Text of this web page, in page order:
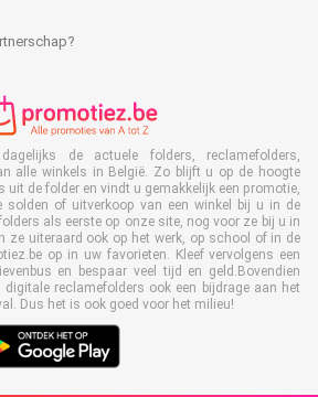
de actuele folders, reclamefolders,
alle winkels in België. Zo blijft u op de hoogte
uit de folder en vindt u gemakkelijk een promotie,
of uitverkoop van een winkel bij u in de
als eerste op onze site, nog voor ze bij u in
ze uiteraard ook op het werk, op school of in de
op in uw favorieten. Kleef vervolgens een
en bespaar veel tijd en geld.Bovendien
digitale reclamefolders ook een bijdrage aan het
Dus het is ook goed voor het milieu!